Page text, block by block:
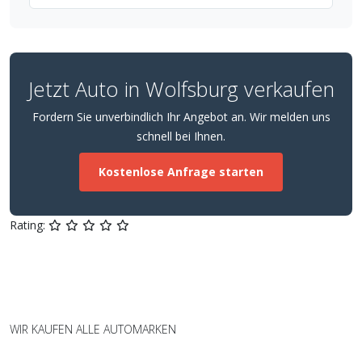
Jetzt Auto in Wolfsburg verkaufen
Fordern Sie unverbindlich Ihr Angebot an. Wir melden uns
schnell bei Ihnen.
Kostenlose Anfrage starten
Rating:
WIR KAUFEN ALLE AUTOMARKEN